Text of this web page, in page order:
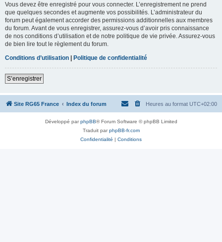
Vous devez être enregistré pour vous connecter. L’enregistrement ne prend
que quelques secondes et augmente vos possibilités. L’administrateur du
forum peut également accorder des permissions additionnelles aux membres
du forum. Avant de vous enregistrer, assurez-vous d’avoir pris connaissance
de nos conditions d’utilisation et de notre politique de vie privée. Assurez-vous
de bien lire tout le règlement du forum.
Conditions d’utilisation | Politique de confidentialité
S’enregistrer
Site RG65 France Index du forum Heures au format UTC+02:00
Développé parphpBB® Forum Software © phpBB Limited
Traduit parphpBB-fr.com
Confidentialité | Conditions